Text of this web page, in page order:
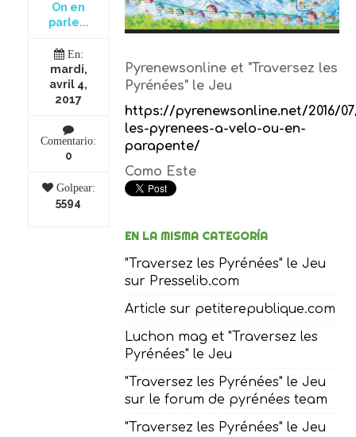
On en
parle...
En:
mardi,
avril 4,
2017
Comentario:
0
Golpear:
5594
Pyrenewsonline et "Traversez les
Pyrénées" le Jeu
https://pyrenewsonline.net/2016/
les-pyrenees-a-velo-ou-en-
parapente/
Como Este
EN LA MISMA CATEGORÍA
"Traversez les Pyrénées" le Jeu
sur Presselib.com
Article sur petiterepublique.com
Luchon mag et "Traversez les
Pyrénées" le Jeu
"Traversez les Pyrénées" le Jeu
sur le forum de pyrénées team
"Traversez les Pyrénées" le Jeu